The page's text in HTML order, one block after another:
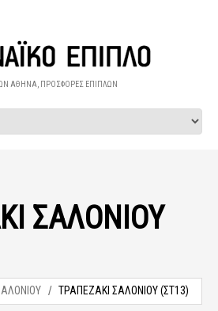
ΑΘΗΝΑ, ΠΡΟΣΦΟΡΕΣ ΕΠΙΠΛΩΝ
ΣΑΛΟΝΙΟΥ
ΤΡΑΠΕΖΑΚΙ ΣΑΛΟΝΙΟΥ (ΣΤ13)